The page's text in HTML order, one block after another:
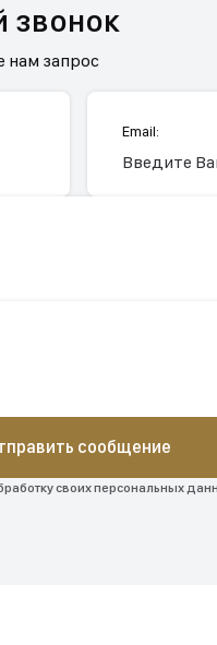
звонок
нам запрос
Email:
сообщение
своих персональных